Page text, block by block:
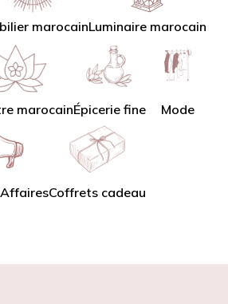
marocainLuminaire marocain
marocainÉpicerie fine Mode
Coffrets cadeau